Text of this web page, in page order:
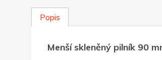
Popis
Menší skleněný pilník 90